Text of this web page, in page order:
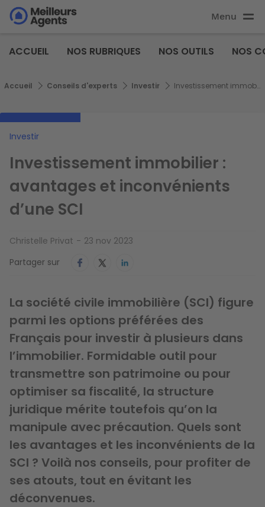
Aller
au
principal
Aller au
principal
Menu
Agents
ACCUEIL NOS RUBRIQUES NOS OUTILS NOS
Fil d'Ariane
Accueil Conseils d'experts Investir Investissement immobilier : avantages et inconvénients d’une SCI
Investir
Investissement immobilier :
avantages et inconvénients
d’une SCI
Christelle Privat
23 nov 2023
Partager sur
La société civile immobilière (SCI) figure
parmi les options préférées des
Français pour investir à plusieurs dans
l’immobilier. Formidable outil pour
transmettre son patrimoine ou pour
optimiser sa fiscalité, la structure
juridique mérite toutefois qu’on la
manipule avec précaution. Quels sont
les avantages et les inconvénients de la
SCI ? Voilà nos conseils, pour profiter de
ses atouts, tout en évitant les
déconvenues.